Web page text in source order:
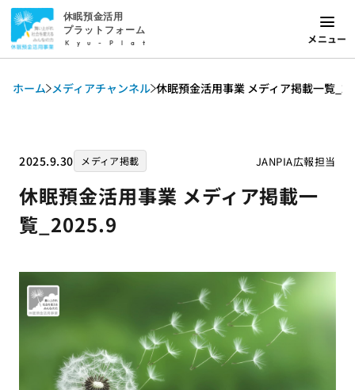
休眠預金活用
プラットフォーム
Kyu-Plat メニュー
ホーム メディアチャンネル 休眠預金活用事業 メディア掲載一覧
2025.9.30 メディア掲載 JANPIA広報担当
休眠預金活用事業 メディア掲載一
覧_2025.9